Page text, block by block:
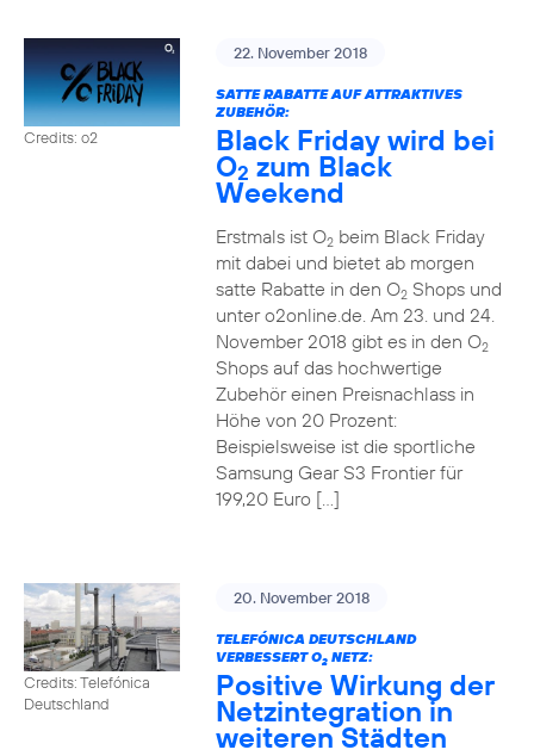
Credits: o2
22. November 2018
SATTE RABATTE AUF ATTRAKTIVES
ZUBEHÖR:
Black Friday wird bei
O2 zum Black
Weekend
Erstmals ist O2beim Black Friday
mit dabei und bietet ab morgen
satte Rabatte in den O2Shops und
unter o2online.de. Am 23. und 24.
November 2018 gibt es in den O2
Shops auf das hochwertige
Zubehör einen Preisnachlass in
Höhe von 20 Prozent:
Beispielsweise ist die sportliche
Samsung Gear S3 Frontier für
199,20 Euro […]
Credits: Telefónica
Deutschland
20. November 2018
TELEFÓNICA DEUTSCHLAND
VERBESSERT O2NETZ:
Positive Wirkung der
Netzintegration in
weiteren Städten